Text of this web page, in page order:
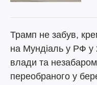
Трамп не забув,
на Мундіаль у РФ у
влади та
переобраного у